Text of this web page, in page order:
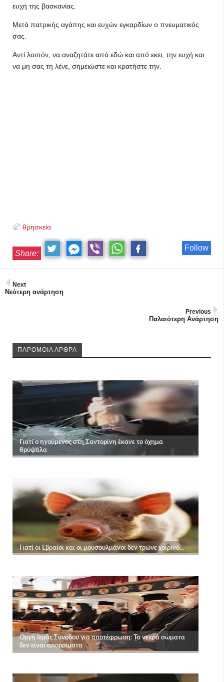
ευχή της βασκανίας.
Μετά πατρικής αγάπης και ευχών εγκαρδίων ο πνευματικός
σας.
Αντί λοιπόν, να αναζητάτε από εδώ και από εκει, την ευχή και
να μη σας τη λένε, σημειώστε και κρατήστε την.
θρησκεία
Follow
Share:
Next
Νεότερη ανάρτηση
Previous
Παλαιότερη Ανάρτηση
ΠΑΡΟΜΟΙΑ ΑΡΘΡΑ